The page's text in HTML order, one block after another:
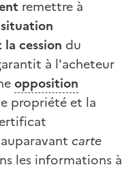
remettre à
la cession du
à l'acheteur
opposition
propriété et la
carte
les informations à